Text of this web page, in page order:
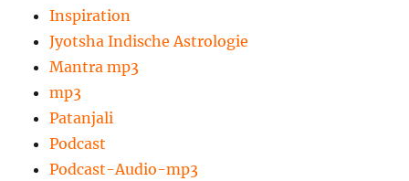
Inspiration
Jyotsha Indische Astrologie
Mantra mp3
mp3
Patanjali
Podcast
Podcast-Audio-mp3